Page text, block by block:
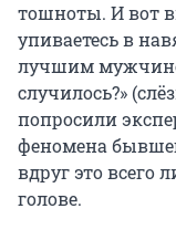
тошноты. И вот
упиваетесь в
лучшим
случилось?»
попросили
феномена
вдруг это всего
голове.